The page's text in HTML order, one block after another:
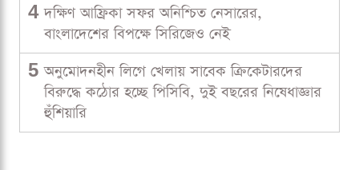
4 দক্ষিণ আফ্রিকা সফর অনিশ্চিত নেসারের,
বাংলাদেশের বিপক্ষে সিরিজেও নেই
5 অনুমোদনহীন লিগে খেলায় সাবেক ক্রিকেটারদের
বিরুদ্ধে কঠোর হচ্ছে পিসিবি, দুই বছরের নিষেধাজ্ঞার
হুঁশিয়ারি